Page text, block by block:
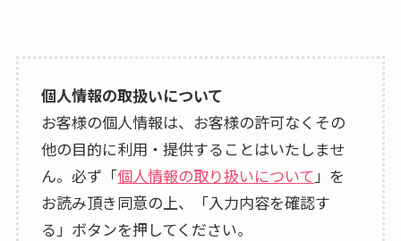
個人情報の取扱いについて
お客様の個人情報は、お客様の許可なくその
他の目的に利用・提供することはいたしませ
ん。必ず「個人情報の取り扱いについて 」を
お読み頂き同意の上、「入力内容を確認す
る」ボタンを押してください。